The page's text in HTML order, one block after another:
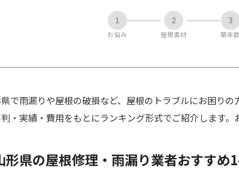
1
お悩み
2
屋根素材
3
築年数
で雨漏りや屋根の破損など、屋根のトラブルにお困り
・実績・費用をもとにランキング形式でご紹介します
形県の屋根修理・雨漏り業者おすすめ